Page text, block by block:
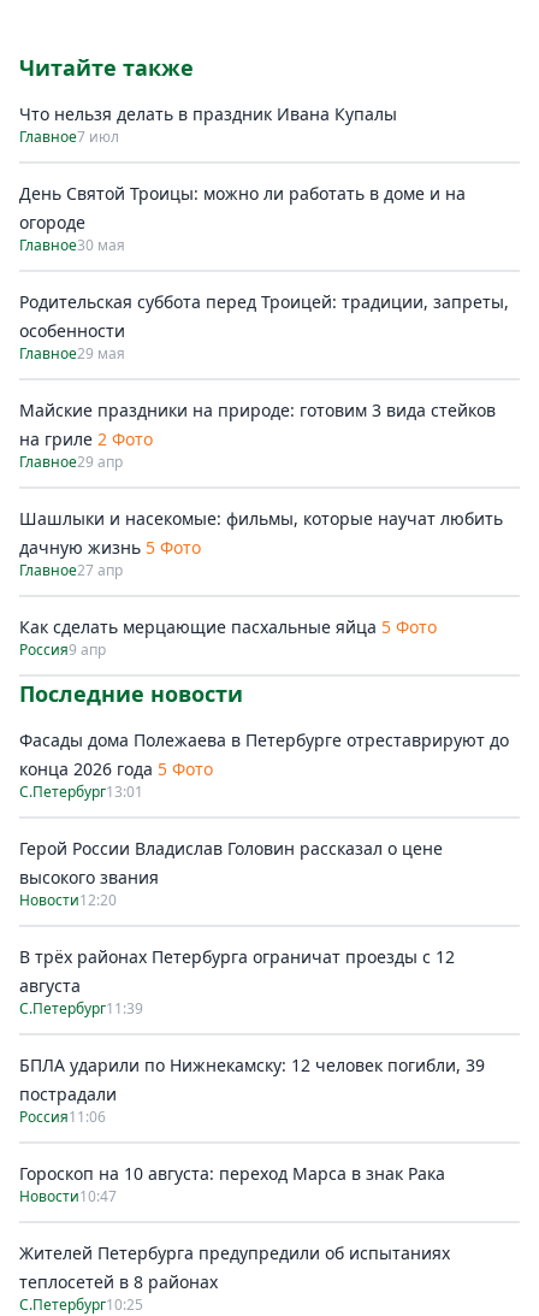
Читайте также
Что нельзя делать в праздник Ивана Купалы
Главное7 июл
День Святой Троицы: можно ли работать в доме и на
огороде
Главное30 мая
Родительская суббота перед Троицей: традиции, запреты,
особенности
Главное29 мая
Майские праздники на природе: готовим 3 вида стейков
на гриле 2 Фото
Главное29 апр
Шашлыки и насекомые: фильмы, которые научат любить
дачную жизнь 5 Фото
Главное27 апр
Как сделать мерцающие пасхальные яйца 5 Фото
Россия9 апр
Последние новости
Фасады дома Полежаева в Петербурге отреставрируют до
конца 2026 года 5 Фото
С.Петербург13:01
Герой России Владислав Головин рассказал о цене
высокого звания
Новости12:20
В трёх районах Петербурга ограничат проезды с 12
августа
С.Петербург11:39
БПЛА ударили по Нижнекамску: 12 человек погибли, 39
пострадали
Россия11:06
Гороскоп на 10 августа: переход Марса в знак Рака
Новости10:47
Жителей Петербурга предупредили об испытаниях
теплосетей в 8 районах
С.Петербург10:25